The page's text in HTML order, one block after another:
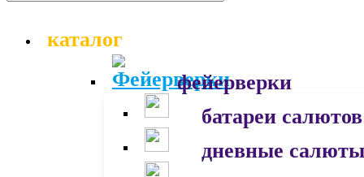
каталог
фейерверки
батареи салютов
дневные салюты